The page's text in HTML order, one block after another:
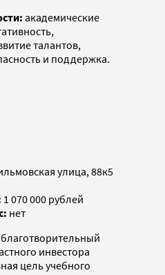
академические
талантов,
и поддержка.
улица, 88к5
1 070 000 рублей
нет
инвестора
цель учебного